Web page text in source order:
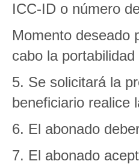
ICC-ID o número
Momento deseado
cabo la
5. Se solicitará la
beneficiario realice
6. El abonado
7. El abonado